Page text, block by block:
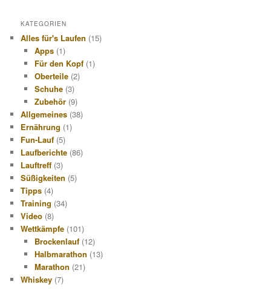
KATEGORIEN
Alles für's Laufen (15)
Apps(1)
Für den Kopf(1)
Oberteile(2)
Schuhe(3)
Zubehör(9)
Allgemeines (38)
Ernährung (1)
Fun-Lauf (5)
Laufberichte (86)
Lauftreff (3)
Süßigkeiten (5)
Tipps (4)
Training (34)
Video (8)
Wettkämpfe (101)
Brockenlauf(12)
Halbmarathon (13)
Marathon (21)
Whiskey (7)